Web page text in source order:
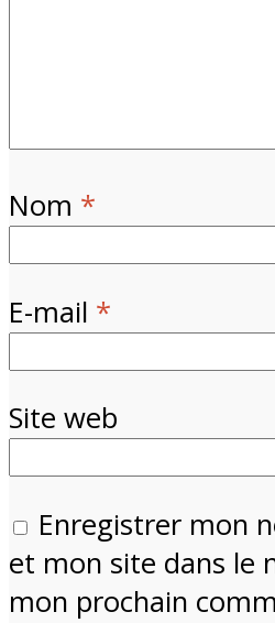
Nom *
E-mail *
Site web
Enregistrer mon
et mon site dans le
mon prochain